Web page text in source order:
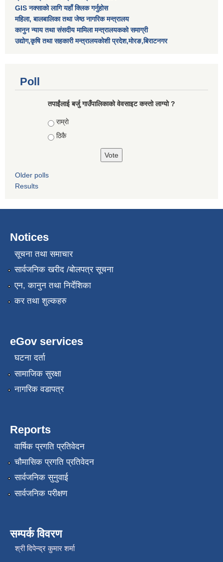
GIS नक्साको लागि यहाँ क्लिक गर्नुहोस
महिला, बालबालिका तथा जेष्ठ नागरिक मन्त्रालय
कानुन न्याय तथा संसदीय मामिला मन्त्रालयकको समाग्री
उद्योग,कृषि तथा सहकारी मन्त्रालयकोशी प्रदेश,मोरङ,बिराटनगर
Poll
तपाईंलाई बर्जु गाउँपालिकाको वेवसाइट कस्तो लाग्यो ?
Choices
राम्राे
ठिकै
Older polls
Results
Notices
सूचना तथा समाचार
सार्वजनिक खरीद /बोलपत्र सूचना
एन, कानुन तथा निर्देशिका
कर तथा शुल्कहरु
eGov services
घटना दर्ता
सामाजिक सुरक्षा
नागरिक वडापत्र
Reports
वार्षिक प्रगति प्रतिवेदन
चौमासिक प्रगति प्रतिवेदन
सार्वजनिक सुनुवाई
सार्वजनिक परीक्षण
सम्पर्क विवरण
श्री दिपेन्द्र कुमार शर्मा